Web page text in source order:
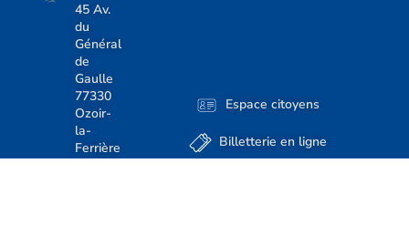
45 Av.
du
Général
de
Gaulle
77330
Ozoir-
la-
Ferrière
Espace citoyens
Billetterie en ligne